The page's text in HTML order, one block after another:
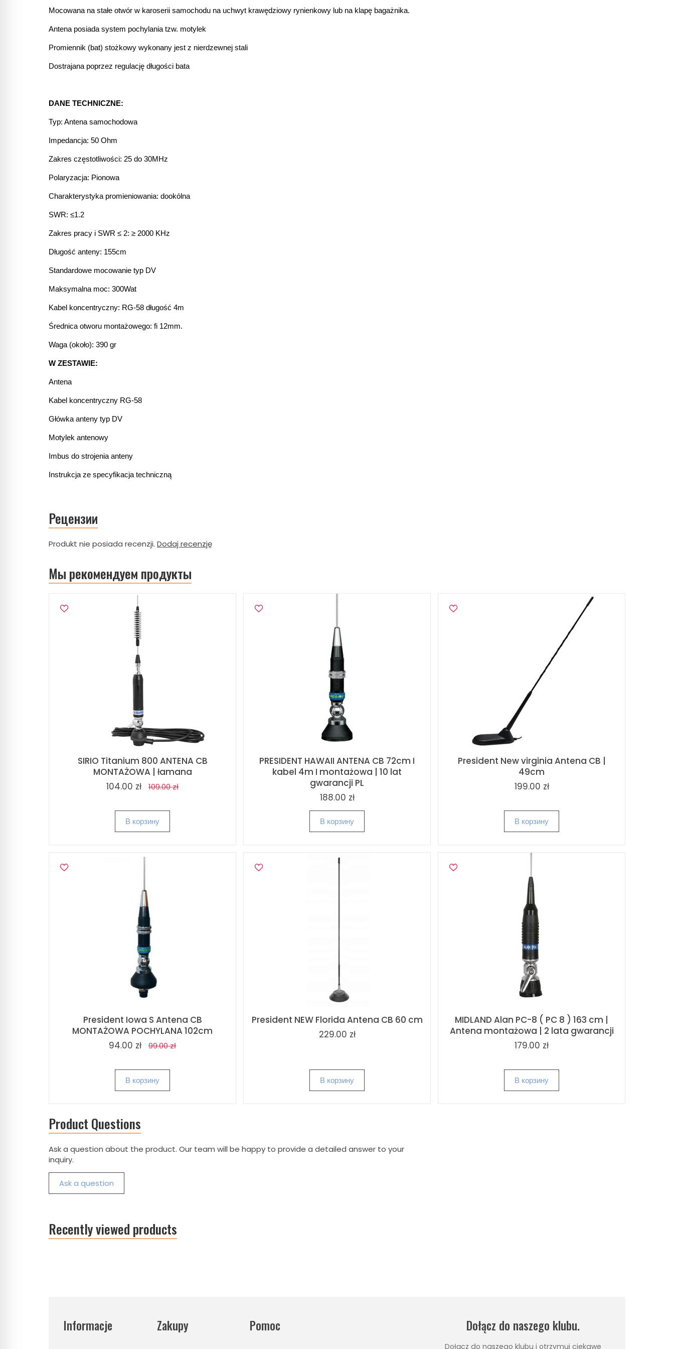
Mocowana na stałe otwór w karoserii samochodu na uchwyt krawędziowy rynienkowy lub na klapę bagażnika.
Antena posiada system pochylania tzw. motylek
Promiennik (bat) stożkowy wykonany jest z nierdzewnej stali
Dostrajana poprzez regulację długości bata
DANE TECHNICZNE:
Typ: Antena samochodowa
Impedancja: 50 Ohm
Zakres częstotliwości: 25 do 30MHz
Polaryzacja: Pionowa
Charakterystyka promieniowania: dookólna
SWR: ≤1.2
Zakres pracy i SWR ≤ 2: ≥ 2000 KHz
Długość anteny: 155cm
Standardowe mocowanie typ DV
Maksymalna moc: 300Wat
Kabel koncentryczny: RG-58 długość 4m
Średnica otworu montażowego: fi 12mm.
Waga (około): 390 gr
W ZESTAWIE:
Antena
Kabel koncentryczny RG-58
Główka anteny typ DV
Motylek antenowy
Imbus do strojenia anteny
Instrukcja ze specyfikacja techniczną
Рецензии
Produkt nie posiada recenzji. Dodaj recenzję
Мы рекомендуем продукты
SIRIO Titanium 800 ANTENA CB
MONTAŻOWA | łamana
104.00 zł
109.00 zł
В корзину
PRESIDENT HAWAII ANTENA CB 72cm I
kabel 4m I montażowa | 10 lat
gwarancji PL
188.00 zł
В корзину
President New virginia Antena CB |
49cm
199.00 zł
В корзину
President Iowa S Antena CB
MONTAŻOWA POCHYLANA 102cm
94.00 zł
99.00 zł
В корзину
President NEW Florida Antena CB 60 cm
229.00 zł
В корзину
MIDLAND Alan PC-8 ( PC 8 ) 163 cm |
Antena montażowa | 2 lata gwarancji
179.00 zł
В корзину
Product Questions
Ask a question about the product. Our team will be happy to provide a detailed answer to your
inquiry.
Ask a question
Recently viewed products
Informacje Zakupy Pomoc Dołącz do naszego klubu.
Dołącz do naszego klubu i otrzymuj ciekawe